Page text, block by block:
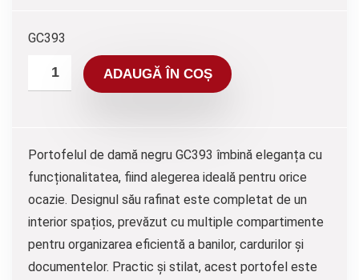
GC393
ADAUGĂ ÎN COȘ
Portofelul de damă negru GC393 îmbină eleganța cu
funcționalitatea, fiind alegerea ideală pentru orice
ocazie. Designul său rafinat este completat de un
interior spațios, prevăzut cu multiple compartimente
pentru organizarea eficientă a banilor, cardurilor și
documentelor. Practic și stilat, acest portofel este